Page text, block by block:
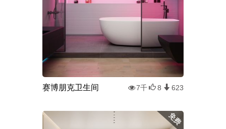
赛博朋克卫生间 7千 8 623